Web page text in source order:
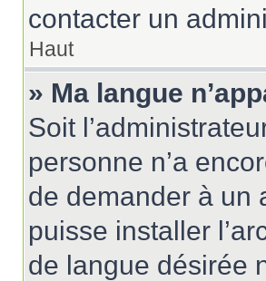
contacter un
Haut
» Ma langue
Soit
personne n’a
de demander à un
puisse installer
de langue désirée